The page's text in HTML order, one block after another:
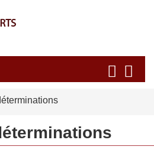
principal
version
simplifiée
et